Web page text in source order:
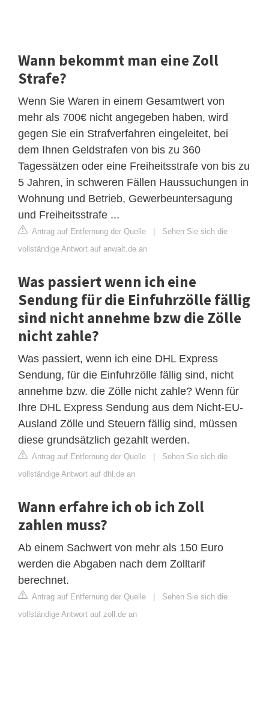
Wann bekommt man eine Zoll
Strafe?
Wenn Sie Waren in einem Gesamtwert von
mehr als 700€ nicht angegeben haben, wird
gegen Sie ein Strafverfahren eingeleitet, bei
dem Ihnen Geldstrafen von bis zu 360
Tagessätzen oder eine Freiheitsstrafe von bis zu
5 Jahren, in schweren Fällen Haussuchungen in
Wohnung und Betrieb, Gewerbeuntersagung
und Freiheitsstrafe ...
Antrag auf Entfernung der Quelle | Sehen Sie sich die
vollständige Antwort auf anwalt.de an
Was passiert wenn ich eine
Sendung für die Einfuhrzölle fällig
sind nicht annehme bzw die Zölle
nicht zahle?
Was passiert, wenn ich eine DHL Express
Sendung, für die Einfuhrzölle fällig sind, nicht
annehme bzw. die Zölle nicht zahle? Wenn für
Ihre DHL Express Sendung aus dem Nicht-EU-
Ausland Zölle und Steuern fällig sind, müssen
diese grundsätzlich gezahlt werden.
Antrag auf Entfernung der Quelle | Sehen Sie sich die
vollständige Antwort auf dhl.de an
Wann erfahre ich ob ich Zoll
zahlen muss?
Ab einem Sachwert von mehr als 150 Euro
werden die Abgaben nach dem Zolltarif
berechnet.
Antrag auf Entfernung der Quelle | Sehen Sie sich die
vollständige Antwort auf zoll.de an